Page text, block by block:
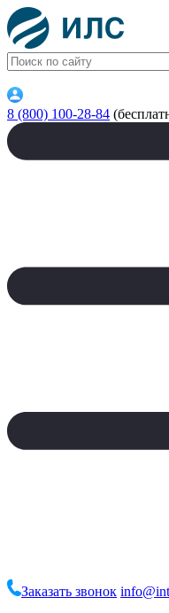
8 (800) 100-28-84
Заказать звонок